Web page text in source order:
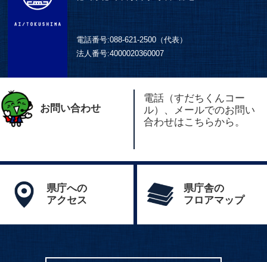
電話番号:088-621-2500（代表）
法人番号:4000020360007
お問い合わせ
電話（すだちくんコー
ル）、メールでのお問い
合わせはこちらから。
県庁への
アクセス
県庁舎の
フロアマップ